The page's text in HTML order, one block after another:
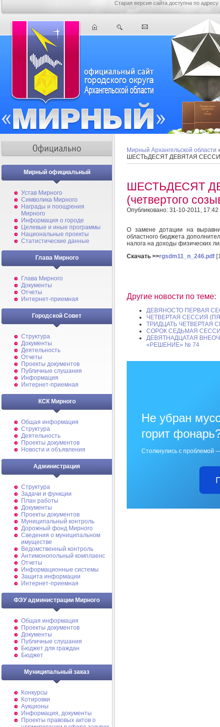
Старая версия сайта доступна по адресу
Мирный официальный
Устав Мирного
Символика Мирного
Награды и поощрения
Мирного
Информация о городе
Целевые и иные программы
Национальные проекты
Статистические данные
Глава Мирного
Глава Мирного
Документы
Отчеты
Интернет-приемная
Городской Совет
Структура
Документы
Деятельность
Отчеты
Проекты документов
Публичные слушания
Информация
Интернет-приемная
КСК Мирного
Общая информация
Структура
Деятельность
Проекты документов
Новости и объявления
Администрация
Структура
Задачи и функции
План работы
Документы
Проекты документов
Муниципальный контроль
Дорожный фонд Мирного
Cведения о муниципальном
имуществе
Ведомственный контроль
Антимонопольный комплаенс
Отчеты
Информационные системы
Защита информации
Интернет-приемная
ФЭУ администрации Мирного
Общая информация
Проекты документов
Документы
Публичные слушания
Бюджет для граждан
Бюджет
Муниципальный заказ
Конкурсы
Котировки
Аукционы
Информация, документы
Проекты правовых актов о
Мирный Архангельской области
ШЕСТЬДЕСЯТ ДЕВЯТАЯ
ШЕСТЬДЕСЯТ
(четвертого
Опубликовано: 31-10-2011, 17:42
О замене дотации на
областного бюджета
налога на доходы физических
Скачать >>rgsdm11_n_246.pdf
Другие новости по теме:
ДЕВЯНОСТО ПЕРВАЯ
ЧЕТВЕРТАЯ СЕССИЯ
ТРИДЦАТЬ ЧЕТВЕРТАЯ
СОРОК СЕДЬМАЯ
ДЕВЯТНАДЦАТАЯ
«РЕШЕНИЕ» № 74
Не убран
горит
Столкнулись с проблемой